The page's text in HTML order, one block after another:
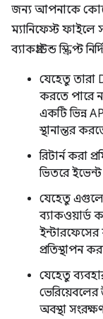
জন্য আপনাকে
ম্যানিফেস্ট ফাইলে
ব্যাকগ্রাউন্ড স্ক্রিপ্ট
যেহেতু তারা
করতে পারে
একটি ভিন্ন
স্থানান্তর
রিটার্ন করা
ভিতরে
যেহেতু
ব্যাকওয়ার্ড
প্রতিস্থাপন
যেহেতু
অবস্থা